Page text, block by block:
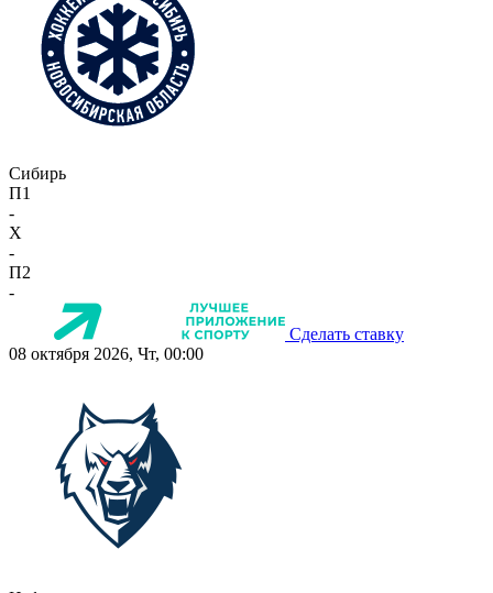
Сибирь
П1
-
X
-
П2
-
Сделать ставку
08 октября 2026, Чт, 00:00